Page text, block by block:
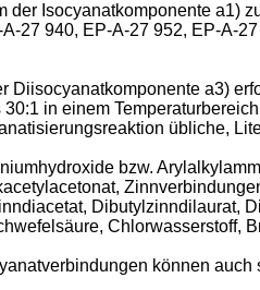
Isocyanatkomponente a1)
27 940, EP-A-27 952, EP-A-
Diisocyanatkomponente a3)
in einem
übliche,
bzw.
Dibutylzinndilaurat,
Chlorwasserstoff,
können